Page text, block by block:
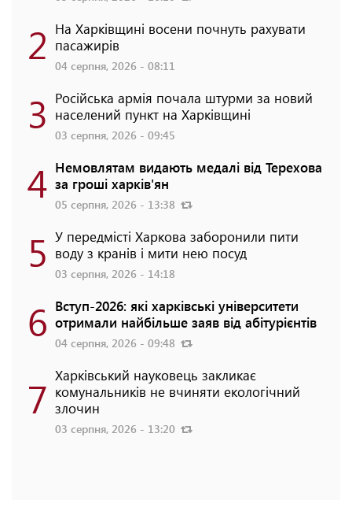
2 На Харківщині восени почнуть рахувати
пасажирів
04 серпня, 2026 - 08:11
3 Російська армія почала штурми за новий
населений пункт на Харківщині
03 серпня, 2026 - 09:45
4 Немовлятам видають медалі від Терехова
за гроші харків'ян
05 серпня, 2026 - 13:38
5 У передмісті Харкова заборонили пити
воду з кранів і мити нею посуд
03 серпня, 2026 - 14:18
6 Вступ-2026: які харківські університети
отримали найбільше заяв від абітурієнтів
04 серпня, 2026 - 09:48
7 Харківський науковець закликає
комунальників не вчиняти екологічний
злочин
03 серпня, 2026 - 13:20